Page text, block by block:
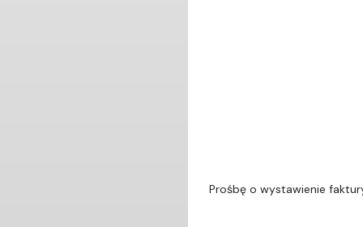
Prośbę o wystawienie